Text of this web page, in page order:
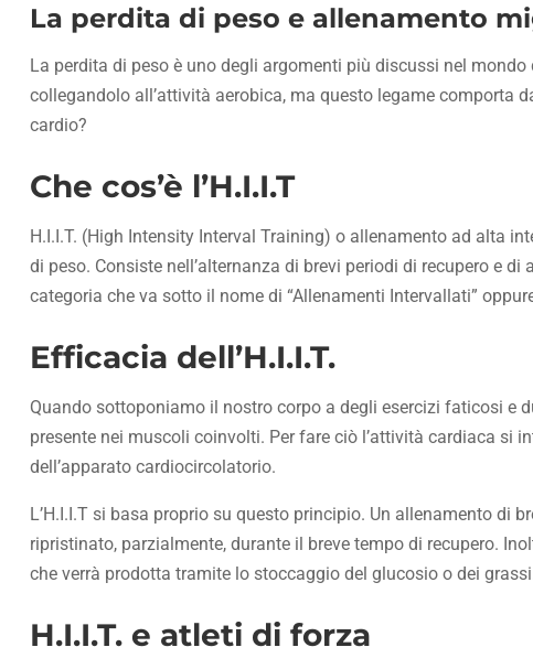
La perdita di peso e allenamento
La perdita di peso è uno degli argomenti più discussi nel
collegandolo all’attività aerobica, ma questo legame comporta
cardio?
Che cos’è l’H.I.I.T
H.I.I.T. (High Intensity Interval Training) o allenamento ad alta
di peso. Consiste nell’alternanza di brevi periodi di recupero e
categoria che va sotto il nome di “Allenamenti Intervallati”
Efficacia dell’H.I.I.T.
Quando sottoponiamo il nostro corpo a degli esercizi faticosi e
presente nei muscoli coinvolti. Per fare ciò l’attività cardiaca si
dell’apparato cardiocircolatorio.
L’H.I.I.T si basa proprio su questo principio. Un allenamento di
ripristinato, parzialmente, durante il breve tempo di recupero.
che verrà prodotta tramite lo stoccaggio del glucosio o dei
H.I.I.T. e atleti di forza